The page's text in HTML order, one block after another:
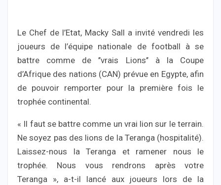
Le Chef de l’Etat, Macky Sall a invité vendredi les
joueurs de l’équipe nationale de football à se
battre comme de ’’vrais Lions’’ à la Coupe
d’Afrique des nations (CAN) prévue en Egypte, afin
de pouvoir remporter pour la première fois le
trophée continental.
« Il faut se battre comme un vrai lion sur le terrain.
Ne soyez pas des lions de la Teranga (hospitalité).
Laissez-nous la Teranga et ramener nous le
trophée. Nous vous rendrons après votre
Teranga », a-t-il lancé aux joueurs lors de la